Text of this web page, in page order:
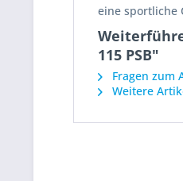
eine sportliche
115 PSB"
Fragen zum
Weitere